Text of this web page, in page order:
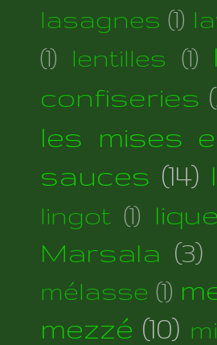
lasagnes (1)
(1)
lentilles (1)
confiseries
les mises
sauces (14)
lingot (1)
Marsala (3)
mélasse (1)
mezzé (10)